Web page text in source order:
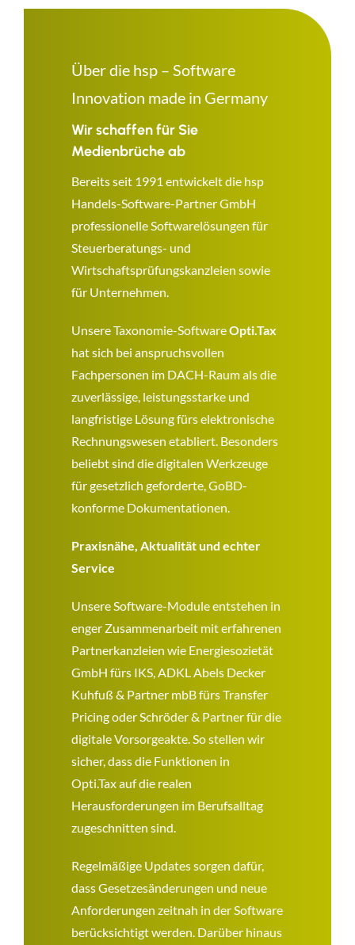
Über die hsp – Software
Innovation made in Germany
Wir schaffen für Sie
Medienbrüche ab
Bereits seit 1991 entwickelt die hsp
Handels-Software-Partner GmbH
professionelle Softwarelösungen für
Steuerberatungs- und
Wirtschaftsprüfungskanzleien sowie
für Unternehmen.
Unsere Taxonomie-SoftwareOpti.Tax
hat sich bei anspruchsvollen
Fachpersonen im DACH-Raum als die
zuverlässige, leistungsstarke und
langfristige Lösung fürs elektronische
Rechnungswesen etabliert. Besonders
beliebt sind die digitalen Werkzeuge
für gesetzlich geforderte, GoBD-
konforme Dokumentationen.
Praxisnähe, Aktualität und echter
Service
Unsere Software-Module entstehen in
enger Zusammenarbeit mit erfahrenen
Partnerkanzleien wie Energiesozietät
GmbH fürs IKS, ADKL Abels Decker
Kuhfuß & Partner mbB fürs Transfer
Pricing oder Schröder & Partner für die
digitale Vorsorgeakte. So stellen wir
sicher, dass die Funktionen in
Opti.Tax auf die realen
Herausforderungen im Berufsalltag
zugeschnitten sind.
Regelmäßige Updates sorgen dafür,
dass Gesetzesänderungen und neue
Anforderungen zeitnah in der Software
berücksichtigt werden. Darüber hinaus